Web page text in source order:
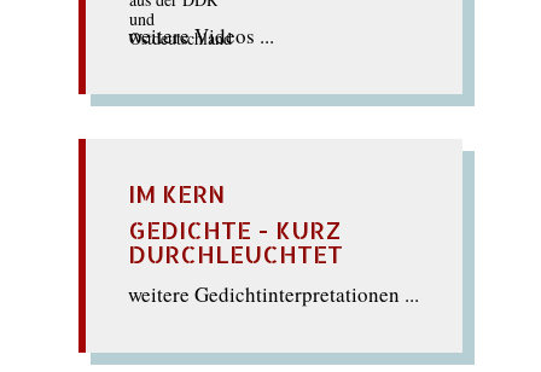
weitere Videos ...
IM KERN
GEDICHTE - KURZ
DURCHLEUCHTET
weitere Gedichtinterpretationen ...